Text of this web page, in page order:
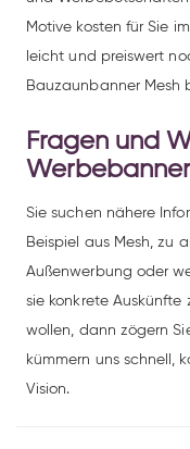
Motive kosten für Sie
leicht und preiswert
Bauzaunbanner Mesh
Fragen und
Sie suchen nähere
Beispiel aus Mesh, zu
Außenwerbung oder
sie konkrete Auskünfte
wollen, dann zögern
kümmern uns schnell,
Vision.